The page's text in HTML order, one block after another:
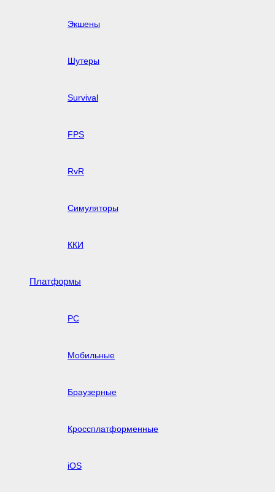
Экшены
Шутеры
Survival
FPS
RvR
Симуляторы
ККИ
Платформы
PC
Мобильные
Браузерные
Кроссплатформенные
iOS